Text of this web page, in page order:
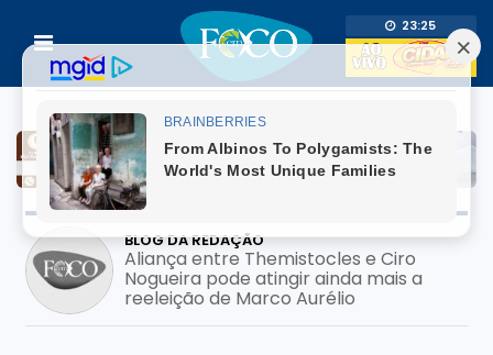
23:25
BLOG DA REDAÇÃO
Prefeito usa adesivo do filho pré-
candidato em mutirão de saúde; pode
configurar crime eleitoral?